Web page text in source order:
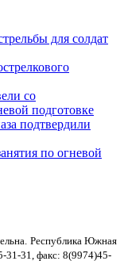
для солдат
со
подготовке
подтвердили
по огневой
Республика Южная
31-31, факс: 8(9974)45-